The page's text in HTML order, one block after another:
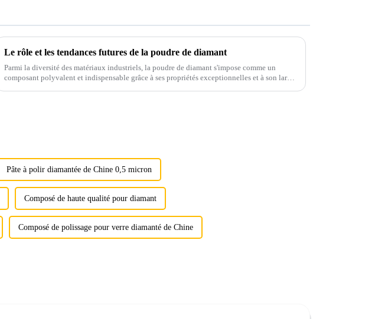
Le rôle et les tendances futures de la poudre de diamant
Parmi la diversité des matériaux industriels, la poudre de diamant s'impose comme un
composant polyvalent et indispensable grâce à ses propriétés exceptionnelles et à son large
Pâte à polir diamantée de Chine 0,5 micron
Composé de haute qualité pour diamant
Composé de polissage pour verre diamanté de Chine